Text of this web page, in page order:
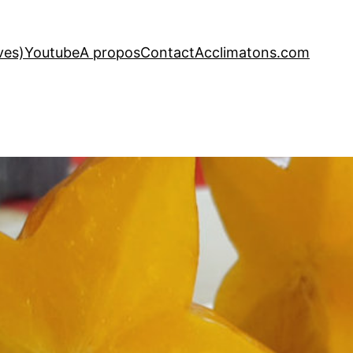
YoutubeA proposContactAcclimatons.com